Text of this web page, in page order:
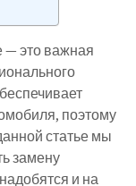
— это важная
поэтому
статье мы
замену
и на